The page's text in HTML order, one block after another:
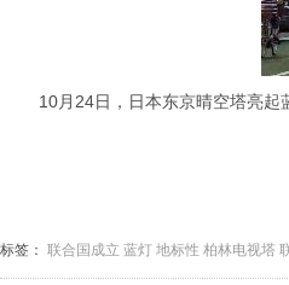
10月24日，日本东京晴空塔亮起
标签： 联合国成立 蓝灯 地标性 柏林电视塔